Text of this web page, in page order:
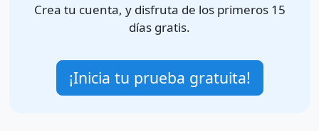
Crea tu cuenta, y disfruta de los primeros 15
días gratis.
¡Inicia tu prueba gratuita!